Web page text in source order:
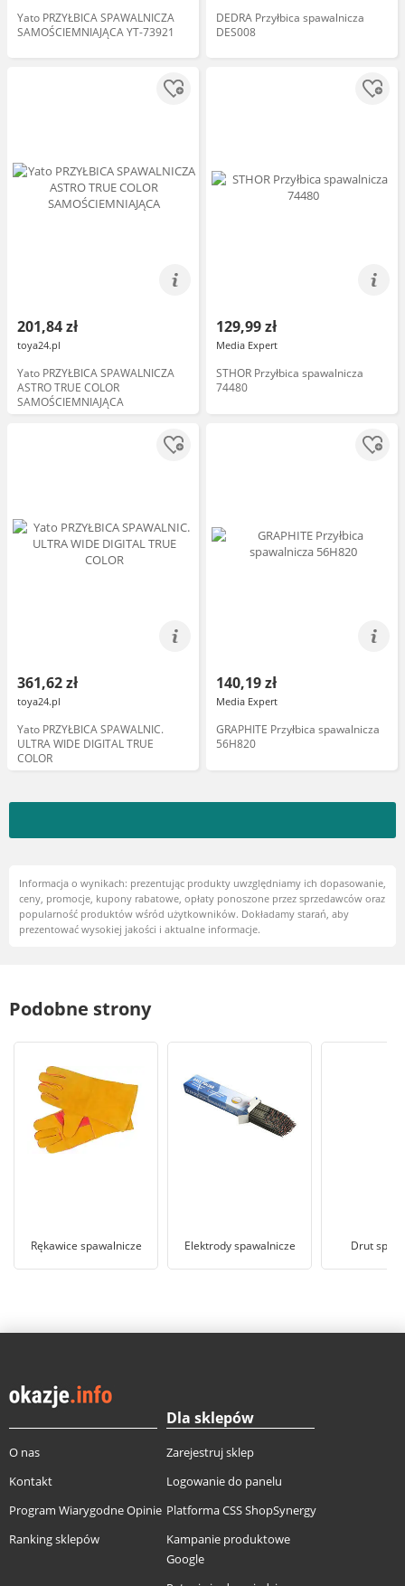
Yato PRZYŁBICA SPAWALNICZA
SAMOŚCIEMNIAJĄCA YT-73921
DEDRA Przyłbica spawalnicza
DES008
201,84 zł
toya24.pl
Yato PRZYŁBICA SPAWALNICZA
ASTRO TRUE COLOR
SAMOŚCIEMNIAJĄCA
129,99 zł
Media Expert
STHOR Przyłbica spawalnicza
74480
361,62 zł
toya24.pl
Yato PRZYŁBICA SPAWALNIC.
ULTRA WIDE DIGITAL TRUE
COLOR
140,19 zł
Media Expert
GRAPHITE Przyłbica spawalnicza
56H820
Informacja o wynikach: prezentując produkty uwzględniamy ich dopasowanie,
ceny, promocje, kupony rabatowe, opłaty ponoszone przez sprzedawców oraz
popularność produktów wśród użytkowników. Dokładamy starań, aby
prezentować wysokiej jakości i aktualne informacje.
Podobne strony
Rękawice spawalnicze Elektrody spawalnicze Drut
O nas
Kontakt
Program Wiarygodne Opinie
Ranking sklepów
Dla sklepów
Zarejestruj sklep
Logowanie do panelu
Platforma CSS ShopSynergy
Kampanie produktowe
Google